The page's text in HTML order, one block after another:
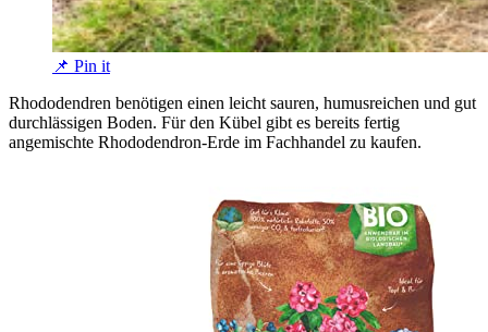
📌 Pin it
Rhododendren benötigen einen leicht sauren, humusreichen und gut
durchlässigen Boden. Für den Kübel gibt es bereits fertig
angemischte Rhododendron-Erde im Fachhandel zu kaufen.